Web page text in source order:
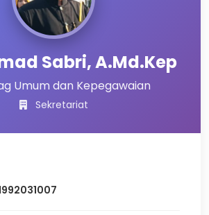
Sabri, A.Md.Kep
Umum dan Kepegawaian
Sekretariat